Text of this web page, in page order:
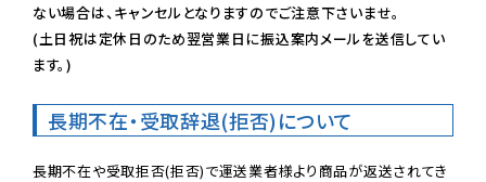
ない場合は、キャンセルとなりますのでご注意下さいませ。
(土日祝は定休日のため翌営業日に振込案内メールを送信してい
ます。)
長期不在・受取辞退(拒否)について
長期不在や受取拒否(拒否)で運送業者様より商品が返送されてき